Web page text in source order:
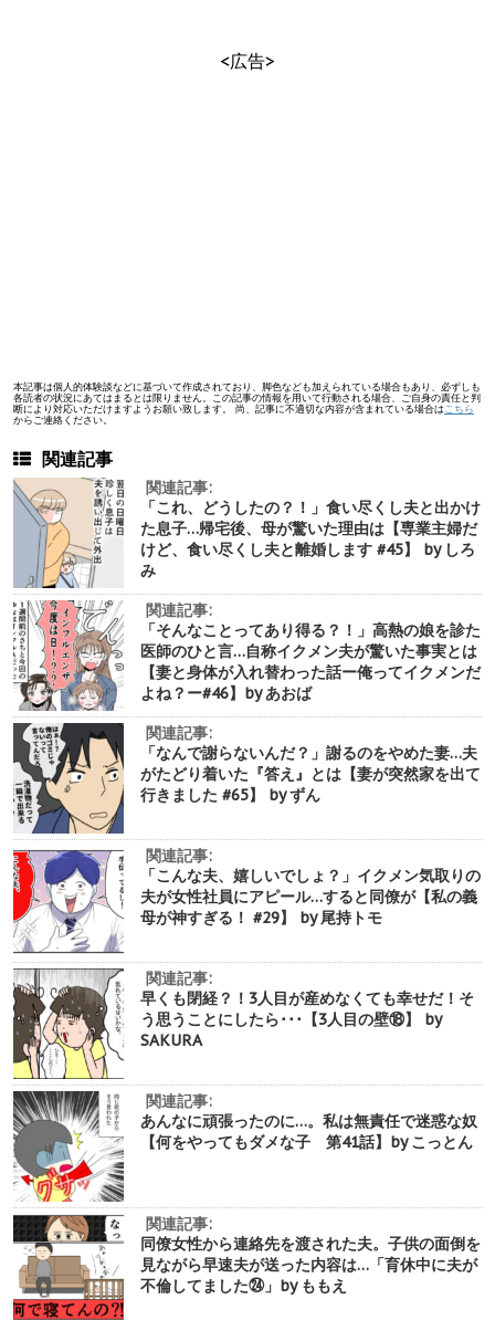
<広告>
本記事は個人的体験談などに基づいて作成されており、脚色なども加えられている場合もあり、必ずしも
各読者の状況にあてはまるとは限りません。この記事の情報を用いて行動される場合、ご自身の責任と判
断により対応いただけますようお願い致します。 尚、記事に不適切な内容が含まれている場合は こちら
からご連絡ください。
関連記事
関連記事:
「これ、どうしたの？！」食い尽くし夫と出かけ
た息子…帰宅後、母が驚いた理由は【専業主婦だ
けど、食い尽くし夫と離婚します #45】 by しろ
み
関連記事:
「そんなことってあり得る？！」高熱の娘を診た
医師のひと言…自称イクメン夫が驚いた事実とは
【妻と身体が入れ替わった話ー俺ってイクメンだ
よね？ー#46】by あおば
関連記事:
「なんで謝らないんだ？」謝るのをやめた妻…夫
がたどり着いた『答え』とは【妻が突然家を出て
行きました #65】 by ずん
関連記事:
「こんな夫、嬉しいでしょ？」イクメン気取りの
夫が女性社員にアピール…すると同僚が【私の義
母が神すぎる！ #29】 by 尾持トモ
関連記事:
早くも閉経？！3人目が産めなくても幸せだ！そ
う思うことにしたら･･･【3人目の壁⑱】 by
SAKURA
関連記事:
あんなに頑張ったのに…。私は無責任で迷惑な奴
【何をやってもダメな子 第41話】by こっとん
関連記事:
同僚女性から連絡先を渡された夫。子供の面倒を
見ながら早速夫が送った内容は…「育休中に夫が
不倫してました㉔」by ももえ